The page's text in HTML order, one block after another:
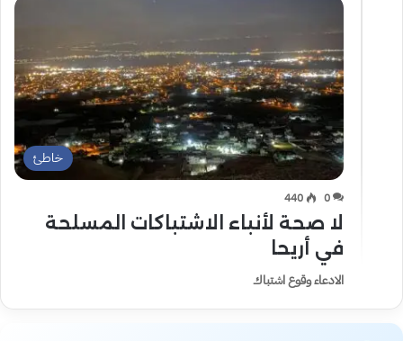
خاطئ
0
440
لا صحة لأنباء الاشتباكات المسلحة
في أريحا
الادعاء وقوع اشتباك